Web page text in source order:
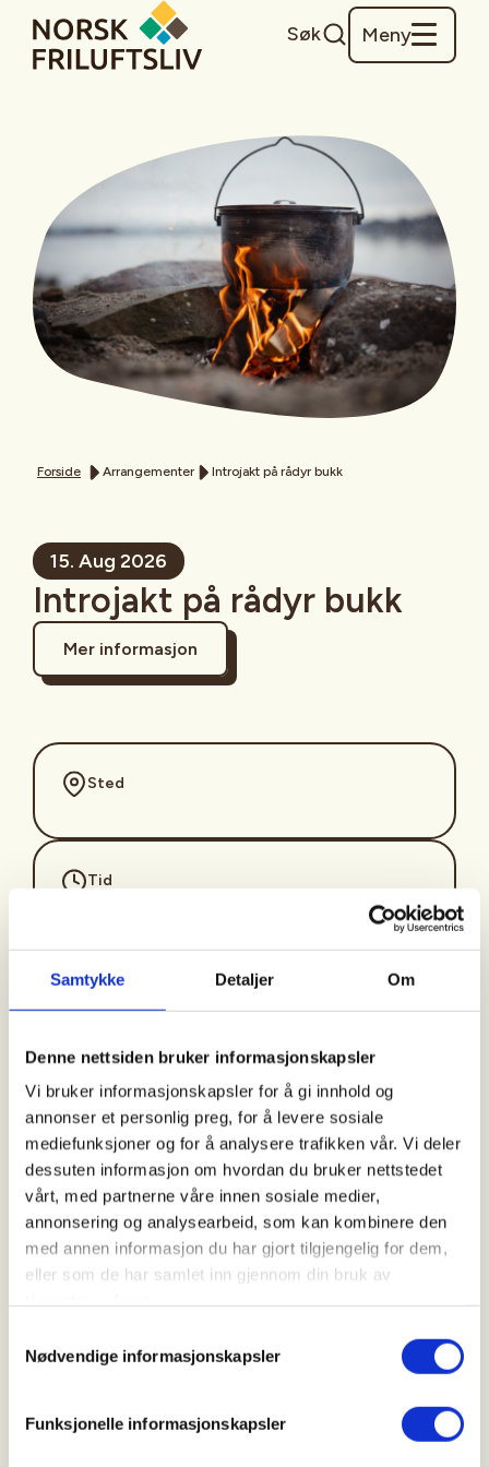
Samtykke Detaljer Om
Denne nettsiden bruker informasjonskapsler
Vi bruker informasjonskapsler for å gi innhold og
annonser et personlig preg, for å levere sosiale
mediefunksjoner og for å analysere trafikken vår. Vi deler
dessuten informasjon om hvordan du bruker nettstedet
vårt, med partnerne våre innen sosiale medier,
annonsering og analysearbeid, som kan kombinere den
med annen informasjon du har gjort tilgjengelig for dem,
eller som de har samlet inn gjennom din bruk av
Nødvendige informasjonskapsler
Funksjonelle informasjonskapsler
Søk Meny
Forside Arrangementer Introjakt på rådyr bukk
15. Aug 2026
Introjakt på rådyr bukk
Mer informasjon
Sted
Tid
Kl. 04.30 - 09.00
Ås JFF
Kontaktperson
https://92846658
bergan.pal@gmail.com
primært for jegere med begrenset eller ingen
Det jaktes med rifle og jegere må ha betalt